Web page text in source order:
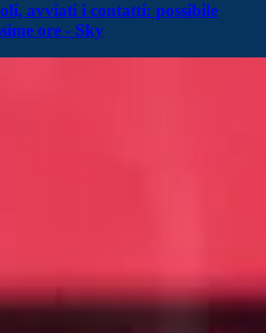
avviati i contatti: possibile
ore - Sky